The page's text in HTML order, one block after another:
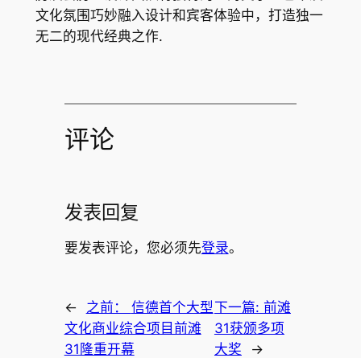
文化氛围巧妙融入设计和宾客体验中，打造独一
无二的现代经典之作.
评论
发表回复
要发表评论，您必须先登录。
← 之前： 信德首个大型
文化商业综合项目前滩
31隆重开幕
下一篇: 前滩
31获颁多项
大奖
→